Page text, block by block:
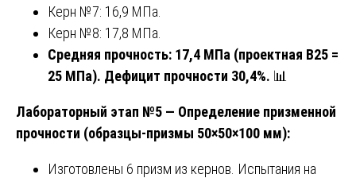
Керн №7: 16,9 МПа.
Керн №8: 17,8 МПа.
Средняя прочность: 17,4 МПа (проектная B25 =
25 МПа). Дефицит прочности 30,4%. 📊
Лабораторный этап №5 — Определение призменной
прочности (образцы-призмы 50×50×100 мм):
Изготовлены 6 призм из кернов. Испытания на